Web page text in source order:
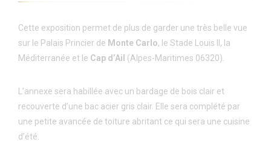
Cette exposition permet de plus de garder une très belle vue
sur le Palais Princier de Monte Carlo, le Stade Louis II, la
Méditerranée et le Cap d’Ail (Alpes-Maritimes 06320).
L’annexe sera habillée avec un bardage de bois clair et
recouverte d’une bac acier gris clair. Elle sera complété par
une petite avancée de toiture abritant ce qui sera une cuisine
d’été.